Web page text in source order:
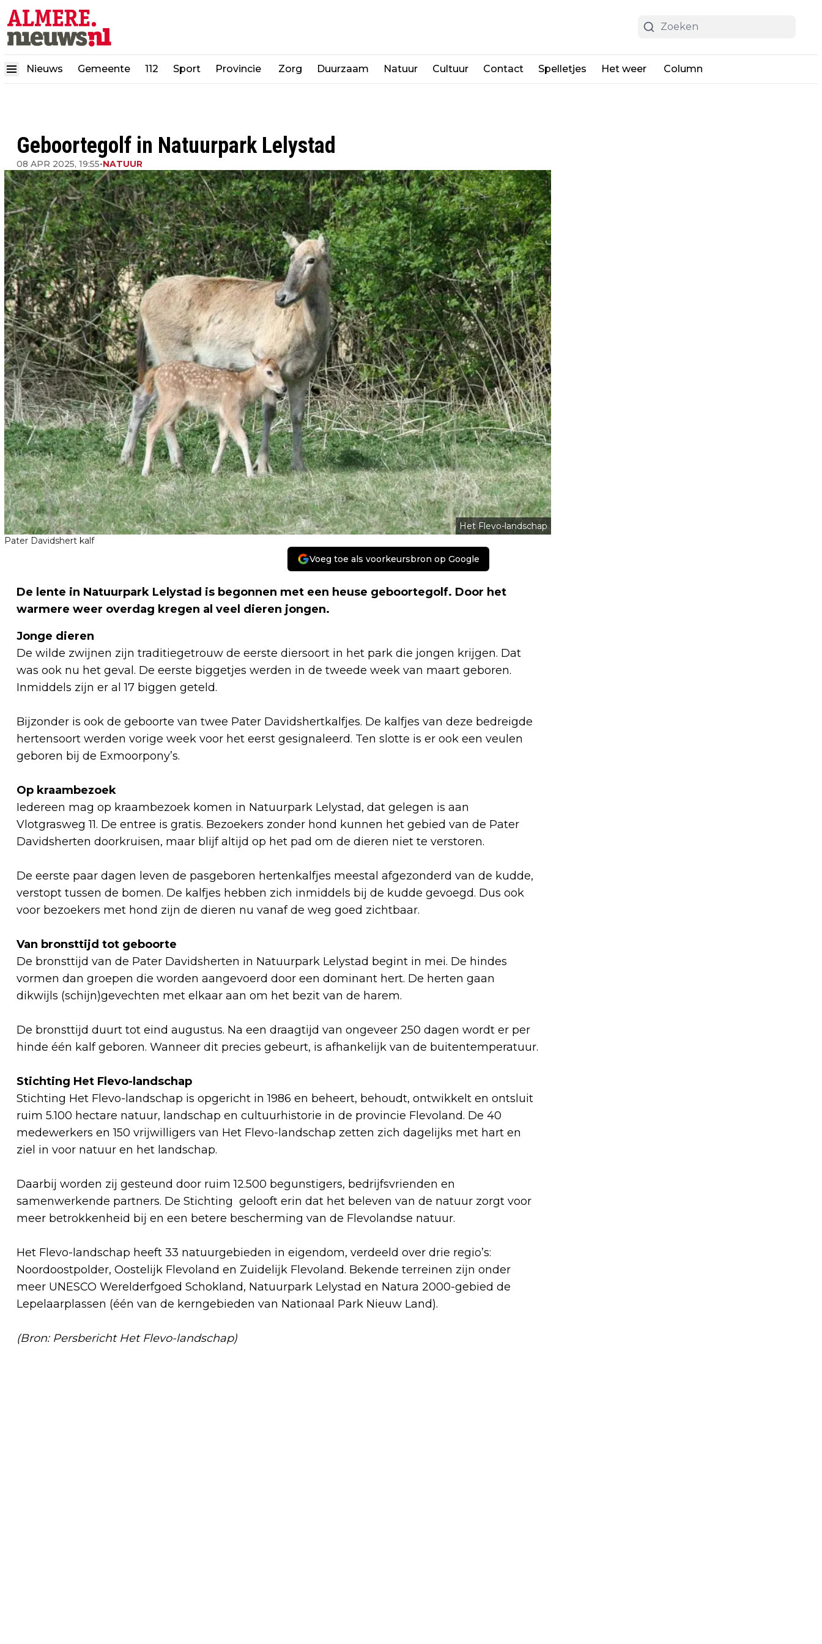
Nieuws Gemeente 112 Sport Provincie Zorg Duurzaam Natuur Cultuur Contact Spelletjes Het weer Column
Geboortegolf in Natuurpark Lelystad
08 APR 2025, 19:55•NATUUR
Het Flevo-landschap
Pater Davidshert kalf
Voeg toe als voorkeursbron op Google
De lente in Natuurpark Lelystad is begonnen met een heuse geboortegolf. Door het
warmere weer overdag kregen al veel dieren jongen.
Jonge dieren
De wilde zwijnen zijn traditiegetrouw de eerste diersoort in het park die jongen krijgen. Dat
was ook nu het geval. De eerste biggetjes werden in de tweede week van maart geboren.
Inmiddels zijn er al 17 biggen geteld.
Bijzonder is ook de geboorte van twee Pater Davidshertkalfjes. De kalfjes van deze bedreigde
hertensoort werden vorige week voor het eerst gesignaleerd. Ten slotte is er ook een veulen
geboren bij de Exmoorpony’s.
Op kraambezoek
Iedereen mag op kraambezoek komen in Natuurpark Lelystad, dat gelegen is aan
Vlotgrasweg 11. De entree is gratis. Bezoekers zonder hond kunnen het gebied van de Pater
Davidsherten doorkruisen, maar blijf altijd op het pad om de dieren niet te verstoren.
De eerste paar dagen leven de pasgeboren hertenkalfjes meestal afgezonderd van de kudde,
verstopt tussen de bomen. De kalfjes hebben zich inmiddels bij de kudde gevoegd. Dus ook
voor bezoekers met hond zijn de dieren nu vanaf de weg goed zichtbaar.
Van bronsttijd tot geboorte
De bronsttijd van de Pater Davidsherten in Natuurpark Lelystad begint in mei. De hindes
vormen dan groepen die worden aangevoerd door een dominant hert. De herten gaan
dikwijls (schijn)gevechten met elkaar aan om het bezit van de harem.
De bronsttijd duurt tot eind augustus. Na een draagtijd van ongeveer 250 dagen wordt er per
hinde één kalf geboren. Wanneer dit precies gebeurt, is afhankelijk van de buitentemperatuur.
Stichting Het Flevo-landschap
Stichting Het Flevo-landschap is opgericht in 1986 en beheert, behoudt, ontwikkelt en ontsluit
ruim 5.100 hectare natuur, landschap en cultuurhistorie in de provincie Flevoland. De 40
medewerkers en 150 vrijwilligers van Het Flevo-landschap zetten zich dagelijks met hart en
ziel in voor natuur en het landschap.
Daarbij worden zij gesteund door ruim 12.500 begunstigers, bedrijfsvrienden en
samenwerkende partners. De Stichting gelooft erin dat het beleven van de natuur zorgt voor
meer betrokkenheid bij en een betere bescherming van de Flevolandse natuur.
Het Flevo-landschap heeft 33 natuurgebieden in eigendom, verdeeld over drie regio’s:
Noordoostpolder, Oostelijk Flevoland en Zuidelijk Flevoland. Bekende terreinen zijn onder
meer UNESCO Werelderfgoed Schokland, Natuurpark Lelystad en Natura 2000-gebied de
Lepelaarplassen (één van de kerngebieden van Nationaal Park Nieuw Land).
(Bron: Persbericht Het Flevo-landschap)